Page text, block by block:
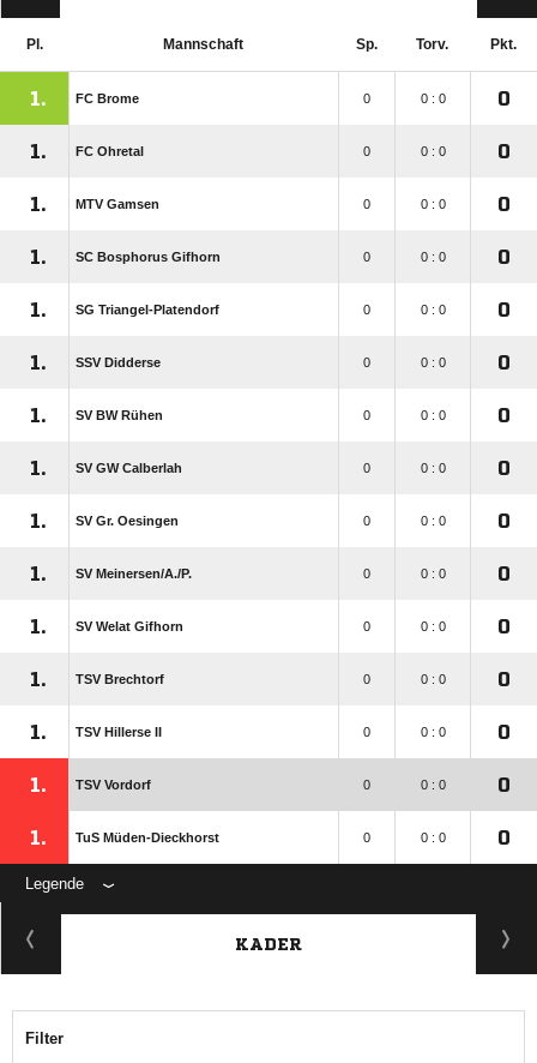
Pl. Mannschaft Sp. Torv. Pkt.
1. FC Brome 0 0 : 0 0
1. FC Ohretal 0 0 : 0 0
1. MTV Gamsen 0 0 : 0 0
1. SC Bosphorus Gifhorn 0 0 : 0 0
1. SG Triangel-Platendorf 0 0 : 0 0
1. SSV Didderse 0 0 : 0 0
1. SV BW Rühen 0 0 : 0 0
1. SV GW Calberlah 0 0 : 0 0
1. SV Gr. Oesingen 0 0 : 0 0
1. SV Meinersen/​A./​P. 0 0 : 0 0
1. SV Welat Gifhorn 0 0 : 0 0
1. TSV Brechtorf 0 0 : 0 0
1. TSV Hillerse II 0 0 : 0 0
1. TSV Vordorf 0 0 : 0 0
1. TuS Müden-Dieckhorst 0 0 : 0 0
Legende
KADER
Filter